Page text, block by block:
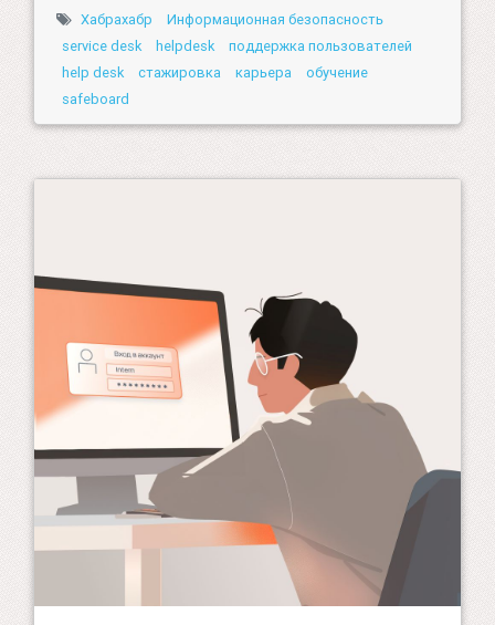
Хабрахабр
Информационная безопасность
service desk
helpdesk
поддержка пользователей
help desk
стажировка карьера
обучение
safeboard